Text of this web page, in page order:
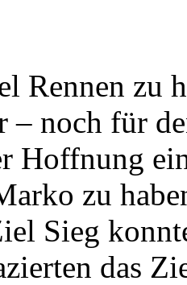
Rennen zu
– noch für
Hoffnung
zu
Sieg
das